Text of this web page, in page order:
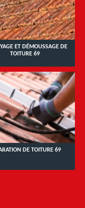
ET DÉMOUSSAGE DE
TOITURE 69
DE TOITURE 69